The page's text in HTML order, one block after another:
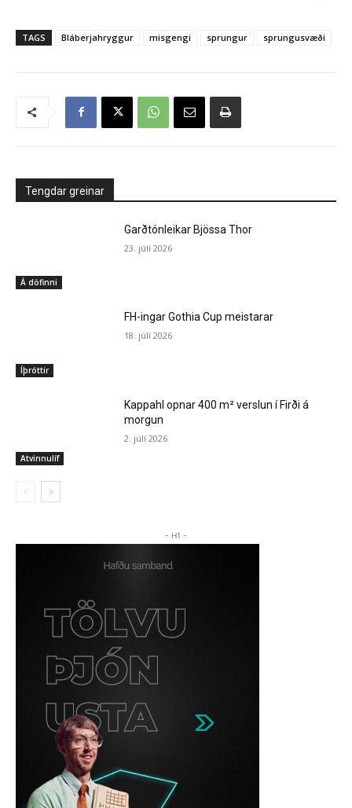
TAGS Bláberjahryggur misgengi sprungur sprungusvæði
Tengdar greinar
Á döfinni
Garðtónleikar Bjössa Thor
23. júlí 2026
Íþróttir
FH-ingar Gothia Cup meistarar
18. júlí 2026
Atvinnulíf
Kappahl opnar 400 m² verslun í Firði á
morgun
2. júlí 2026
- H1 -